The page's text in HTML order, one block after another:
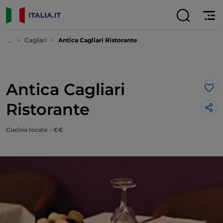
... Cagliari Antica Cagliari Ristorante
Antica Cagliari
Ristorante
Cucina locale - €€